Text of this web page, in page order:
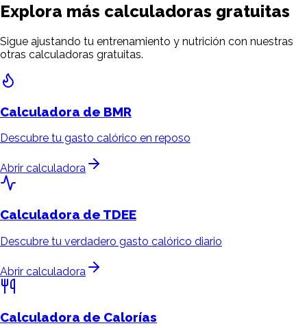
Explora más calculadoras gratuitas
Sigue ajustando tu entrenamiento y nutrición con nuestras
otras calculadoras gratuitas.
Calculadora de BMR
Descubre tu gasto calórico en reposo
Abrir calculadora
Calculadora de TDEE
Descubre tu verdadero gasto calórico diario
Abrir calculadora
Calculadora de Calorías